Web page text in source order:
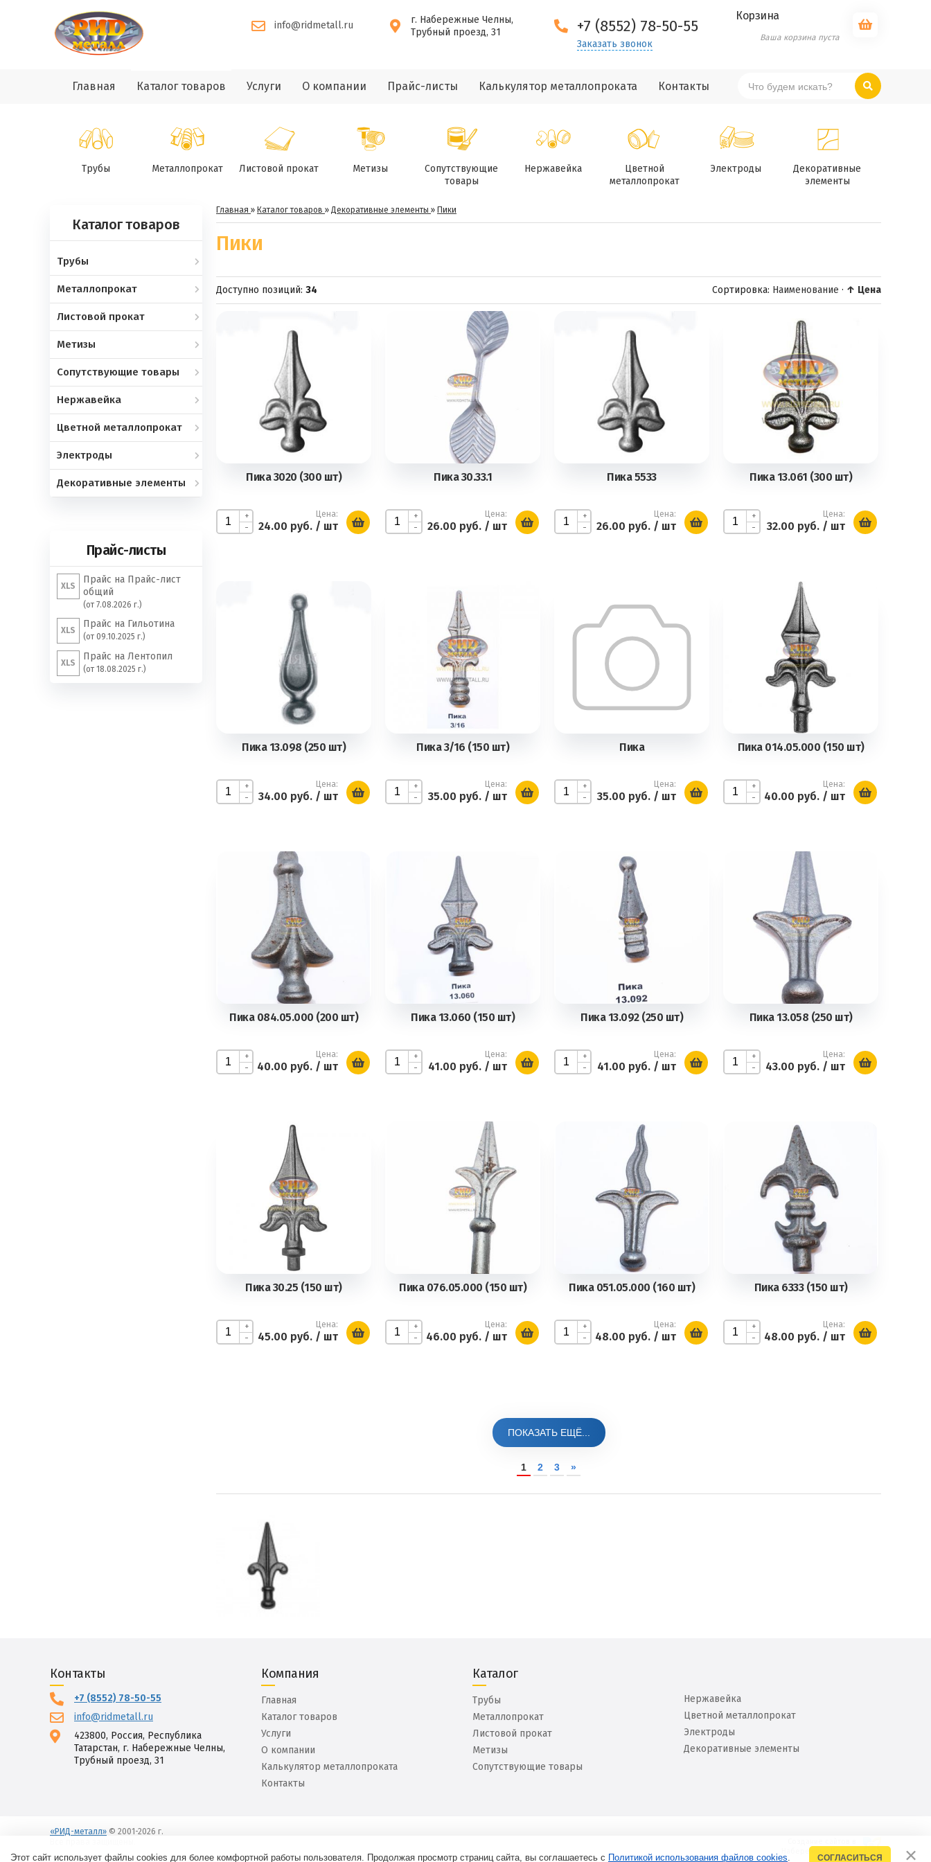
info@ridmetall.ru
г. Набережные Челны,
Трубный проезд, 31
+7 (8552) 78-50-55
Заказать звонок
Корзина
Ваша корзина пуста
Главная Каталог товаров Услуги О компании Прайс-листы Калькулятор металлопроката Контакты
Трубы Металлопрокат Листовой прокат Метизы
Сопутствующие
товары
Нержавейка
Цветной
металлопрокат
Электроды
Декоративные
элементы
Каталог товаров
Трубы
Металлопрокат
Листовой прокат
Метизы
Сопутствующие товары
Нержавейка
Цветной металлопрокат
Электроды
Декоративные элементы
Прайс-листы
XLS
Прайс на Прайс-лист
общий
(от 7.08.2026 г.)
XLS
Прайс на Гильотина
(от 09.10.2025 г.)
XLS
Прайс на Лентопил
(от 18.08.2025 г.)
Главная » Каталог товаров » Декоративные элементы » Пики
Пики
Доступно позиций: 34 Сортировка: Наименование · ↑ Цена
Пика 3020 (300 шт)
+
-
Цена:
24.00 руб. / шт
Пика 30.33.1
+
-
Цена:
26.00 руб. / шт
Пика 5533
+
-
Цена:
26.00 руб. / шт
Пика 13.061 (300 шт)
+
-
Цена:
32.00 руб. / шт
Пика 13.098 (250 шт)
+
-
Цена:
34.00 руб. / шт
Пика 3/16 (150 шт)
+
-
Цена:
35.00 руб. / шт
Пика
+
-
Цена:
35.00 руб. / шт
Пика 014.05.000 (150 шт)
+
-
Цена:
40.00 руб. / шт
Пика 084.05.000 (200 шт)
+
-
Цена:
40.00 руб. / шт
Пика 13.060 (150 шт)
+
-
Цена:
41.00 руб. / шт
Пика 13.092 (250 шт)
+
-
Цена:
41.00 руб. / шт
Пика 13.058 (250 шт)
+
-
Цена:
43.00 руб. / шт
Пика 30.25 (150 шт)
+
-
Цена:
45.00 руб. / шт
Пика 076.05.000 (150 шт)
+
-
Цена:
46.00 руб. / шт
Пика 051.05.000 (160 шт)
+
-
Цена:
48.00 руб. / шт
Пика 6333 (150 шт)
+
-
Цена:
48.00 руб. / шт
ПОКАЗАТЬ ЕЩЁ...
1 2 3 »
Контакты
+7 (8552) 78-50-55
info@ridmetall.ru
423800, Россия, Республика
Татарстан, г. Набережные Челны,
Трубный проезд, 31
Компания
Главная
Каталог товаров
Услуги
О компании
Калькулятор металлопроката
Контакты
Каталог
Трубы
Металлопрокат
Листовой прокат
Метизы
Сопутствующие товары
Нержавейка
Цветной металлопрокат
Электроды
Декоративные элементы
«РИД-металл» © 2001-2026 г.
Набережных Челнах
Этот сайт использует файлы cookies для более комфортной работы пользователя. Продолжая просмотр страниц сайта, вы соглашаетесь с Политикой использования файлов cookies СОГЛАСИТЬСЯ